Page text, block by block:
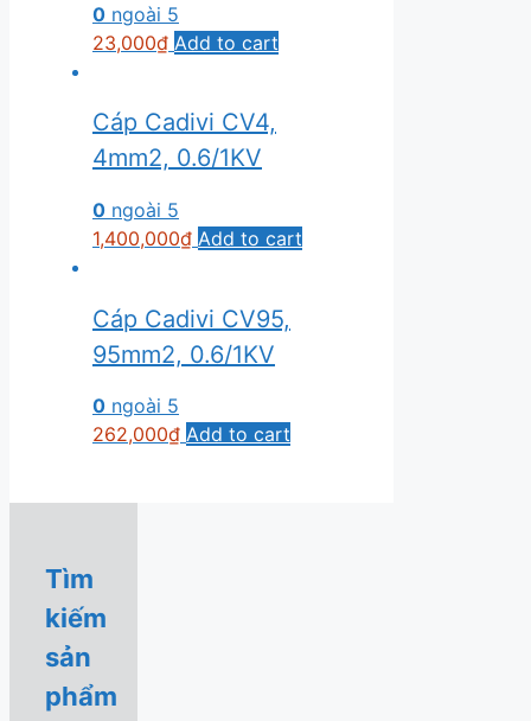
0 ngoài 5
23,000₫ Add to cart
Cáp Cadivi CV4,
4mm2, 0.6/1KV
0 ngoài 5
1,400,000₫ Add to cart
Cáp Cadivi CV95,
95mm2, 0.6/1KV
0 ngoài 5
262,000₫ Add to cart
Tìm
kiếm
sản
phẩm